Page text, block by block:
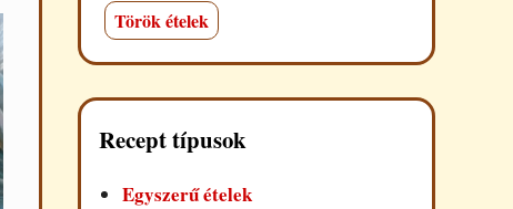
Török ételek
Recept típusok
Egyszerű ételek